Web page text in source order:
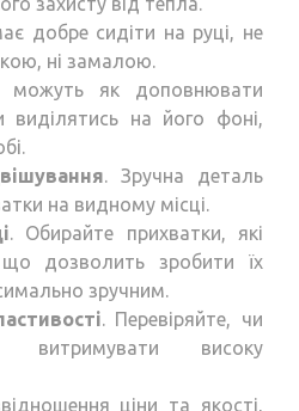
добре сидіти на руці, не
ні замалою.
можуть як доповнювати
виділятись на його фоні,
. Зручна деталь
на видному місці.
. Обирайте прихватки, які
дозволить зробити їх
зручним.
. Перевіряйте, чи
витримувати високу
ціни та якості,